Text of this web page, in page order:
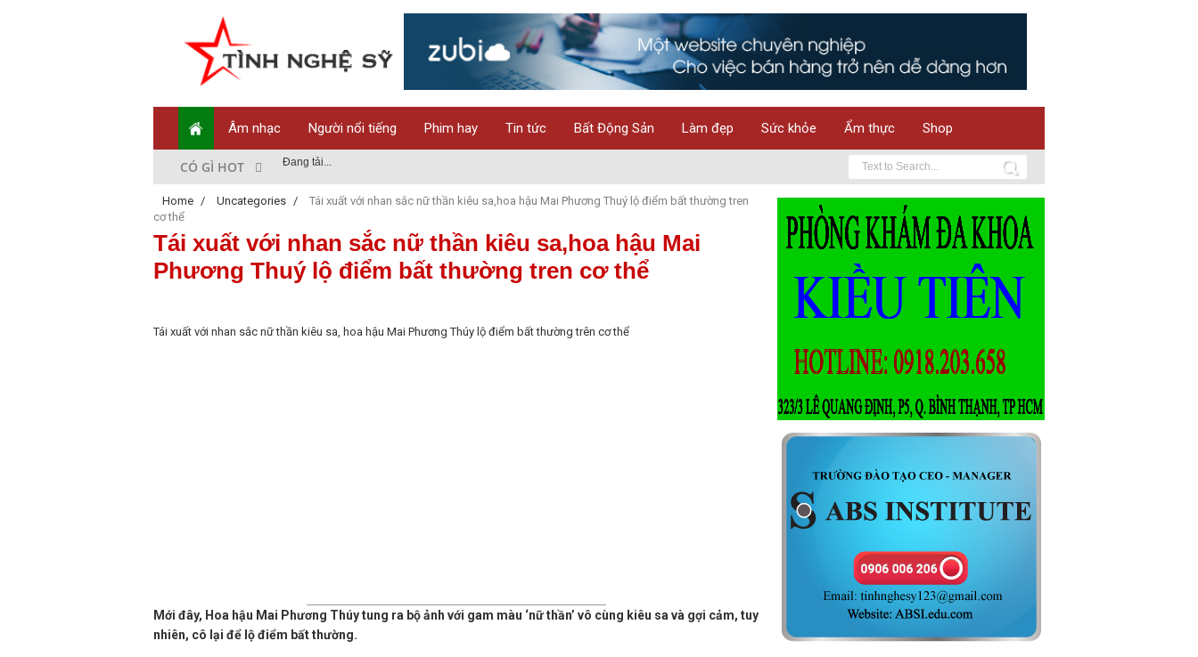
Âm nhạc Người nổi tiếng Phim hay Tin tức Bất Động Sản Làm đẹp Sức khỏe Ẩm thực Shop
CÓ GÌ HOT Đang tải...
Home / Uncategories /
Tái xuất với nhan sắc nữ thần kiêu sa,hoa hậu Mai Phương Thuý lộ điểm bất thường tren
cơ thể
Tái xuất với nhan sắc nữ thần kiêu sa,hoa hậu Mai
Phương Thuý lộ điểm bất thường tren cơ thể
Tái xuất với nhan sắc nữ thần kiêu sa, hoa hậu Mai Phương Thúy lộ điểm bất thường trên cơ thể
Mới đây, Hoa hậu Mai Phương Thúy tung ra bộ ảnh với gam màu ‘nữ thần’ vô cùng kiêu sa và gợi cảm, tuy
nhiên, cô lại để lộ điểm bất thường.